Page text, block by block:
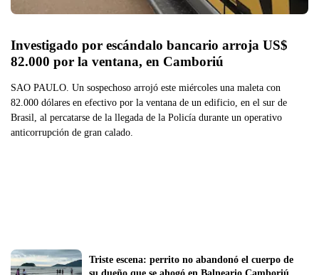
Investigado por escándalo bancario arroja US$
82.000 por la ventana, en Camboriú
SAO PAULO. Un sospechoso arrojó este miércoles una maleta con
82.000 dólares en efectivo por la ventana de un edificio, en el sur de
Brasil, al percatarse de la llegada de la Policía durante un operativo
anticorrupción de gran calado.
Triste escena: perrito no abandonó el cuerpo de